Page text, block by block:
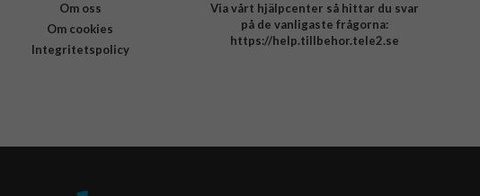
Om oss
Om cookies
Integritetspolicy
Via vårt hjälpcenter så hittar du svar
på de vanligaste frågorna:
https://help.tillbehor.tele2.se